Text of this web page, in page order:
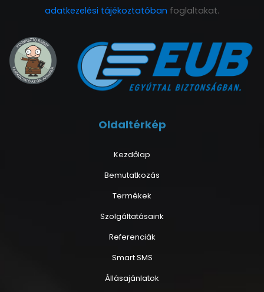
adatkezelési tájékoztatóban foglaltakat.
Oldaltérkép
Kezdőlap
Bemutatkozás
Termékek
Szolgáltatásaink
Referenciák
Smart SMS
Állásajánlatok